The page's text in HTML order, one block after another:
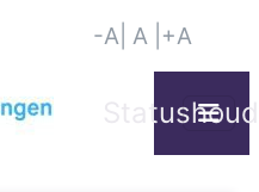
-A | A | +A